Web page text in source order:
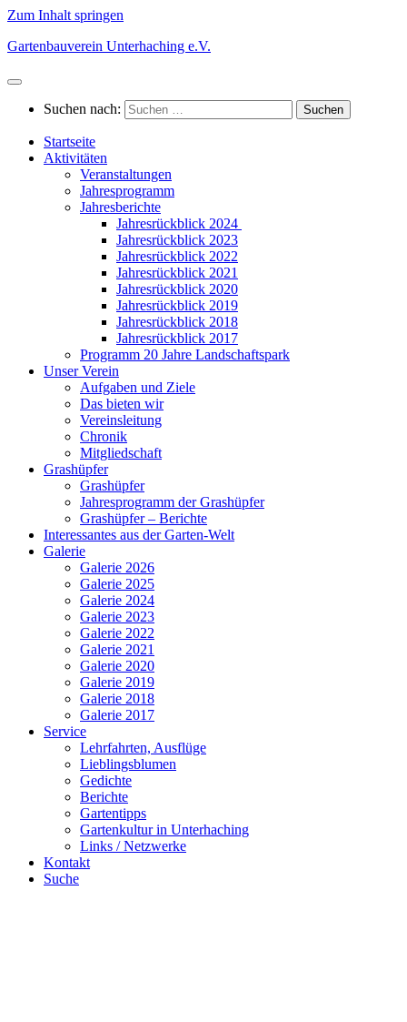
Zum Inhalt springen
Gartenbauverein Unterhaching e.V.
Suchen nach:
Startseite
Aktivitäten
Veranstaltungen
Jahresprogramm
Jahresberichte
Jahresrückblick 2024
Jahresrückblick 2023
Jahresrückblick 2022
Jahresrückblick 2021
Jahresrückblick 2020
Jahresrückblick 2019
Jahresrückblick 2018
Jahresrückblick 2017
Programm 20 Jahre Landschaftspark
Unser Verein
Aufgaben und Ziele
Das bieten wir
Vereinsleitung
Chronik
Mitgliedschaft
Grashüpfer
Grashüpfer
Jahresprogramm der Grashüpfer
Grashüpfer – Berichte
Interessantes aus der Garten-Welt
Galerie
Galerie 2026
Galerie 2025
Galerie 2024
Galerie 2023
Galerie 2022
Galerie 2021
Galerie 2020
Galerie 2019
Galerie 2018
Galerie 2017
Service
Lehrfahrten, Ausflüge
Lieblingsblumen
Gedichte
Berichte
Gartentipps
Gartenkultur in Unterhaching
Links / Netzwerke
Kontakt
Suche